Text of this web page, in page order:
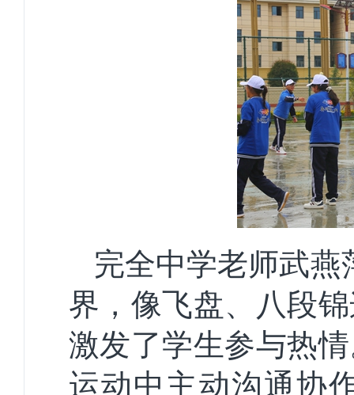
完全中学老师武燕
界，像飞盘、八段
激发了学生参与热
运动中主动沟通协